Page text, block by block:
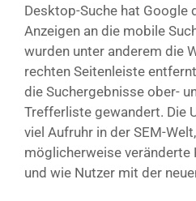
Desktop-Suche hat Google
Anzeigen an die mobile
wurden unter anderem die
rechten Seitenleiste
die Suchergebnisse ober-
Trefferliste gewandert. Die
viel Aufruhr in der SEM-
möglicherweise
und wie Nutzer mit der